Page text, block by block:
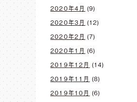
2020年4月 (9)
2020年3月 (12)
2020年2月 (7)
2020年1月 (6)
2019年12月 (14)
2019年11月 (8)
2019年10月 (6)